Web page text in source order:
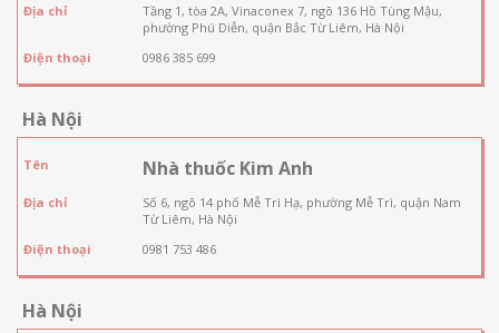
Địa chỉ
Tầng 1, tòa 2A, Vinaconex 7, ngõ 136 Hồ Tùng Mậu,
phường Phú Diễn, quận Bắc Từ Liêm, Hà Nội
Điện thoại
0986 385 699
Hà Nội
Tên Nhà thuốc Kim Anh
Địa chỉ
Số 6, ngõ 14 phố Mễ Trì Hạ, phường Mễ Trì, quận Nam
Từ Liêm, Hà Nội
Điện thoại
0981 753 486
Hà Nội